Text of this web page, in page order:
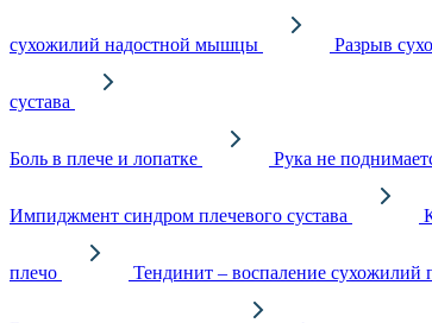
сухожилий надостной мышцы Разрыв
сустава
Боль в плече и лопатке Рука не
Импиджмент синдром плечевого сустава
плечо Тендинит – воспаление сухожилий